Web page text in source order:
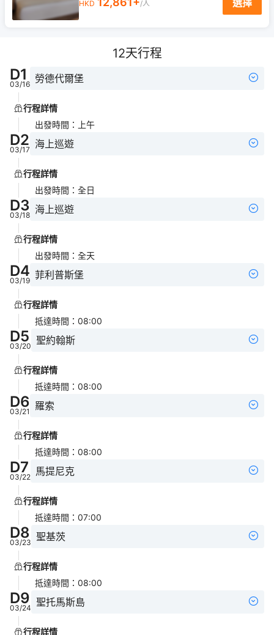
HKD /人 選擇
12天行程
D1
03/16 勞德代爾堡
行程詳情
出發時間 ： 上午
D2
03/17 海上巡遊
行程詳情
出發時間 ： 全日
D3
03/18 海上巡遊
行程詳情
出發時間 ： 全天
D4
03/19 菲利普斯堡
行程詳情
抵達時間 ： 08:00
D5
03/20 聖約翰斯
行程詳情
抵達時間 ： 08:00
D6
03/21 羅索
行程詳情
抵達時間 ： 08:00
D7
03/22 馬提尼克
行程詳情
抵達時間 ： 07:00
D8
03/23 聖基茨
行程詳情
抵達時間 ： 08:00
D9
03/24 聖托馬斯島
行程詳情